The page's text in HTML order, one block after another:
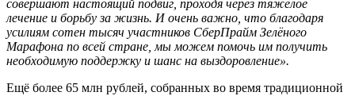
совершают настоящий подвиг, проходя через тяжёлое
лечение и борьбу за жизнь. И очень важно, что благодаря
усилиям сотен тысяч участников СберПрайм Зелёного
Марафона по всей стране, мы можем помочь им получить
необходимую поддержку и шанс на выздоровление».
Ещё более 65 млн рублей, собранных во время традиционной